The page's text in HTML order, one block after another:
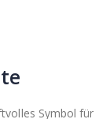
Symbol für